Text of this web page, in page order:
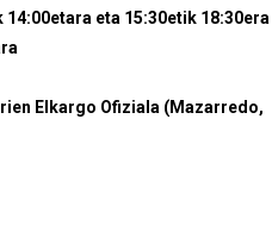
eta 15:30etik 18:30era
Elkargo Ofiziala (Mazarredo,